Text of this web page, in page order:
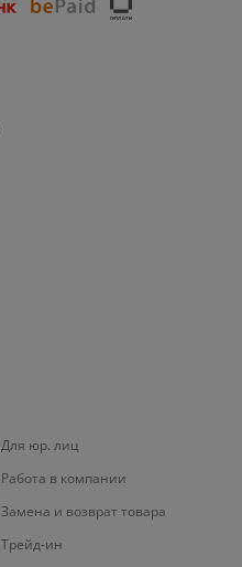
Для юр. лиц
Работа в компании
Замена и возврат товара
Трейд-ин